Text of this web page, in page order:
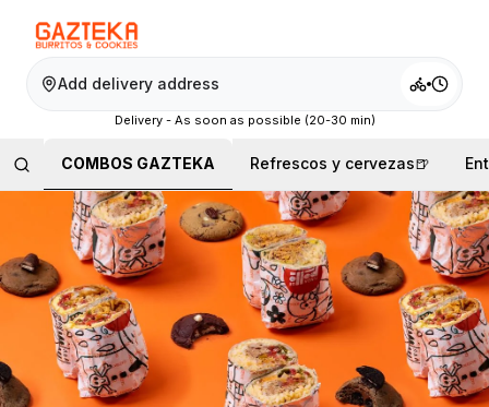
Add delivery address
Delivery - As soon as possible (20-30 min)
COMBOS GAZTEKA Refrescos y cervezas🍺